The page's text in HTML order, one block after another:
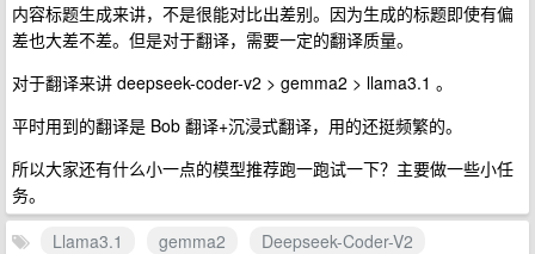
内容标题生成来讲，不是很能对比出差别。因为生成的标题即使有偏
差也大差不差。但是对于翻译，需要一定的翻译质量。
对于翻译来讲 deepseek-coder-v2 > gemma2 > llama3.1 。
平时用到的翻译是 Bob 翻译+沉浸式翻译，用的还挺频繁的。
所以大家还有什么小一点的模型推荐跑一跑试一下？主要做一些小任
务。
Llama3.1
gemma2
Deepseek-Coder-V2